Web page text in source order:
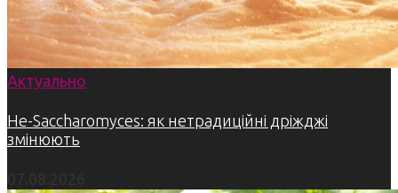
Актуально
Не-Saccharomyces: як нетрадиційні дріжджі
змінюють